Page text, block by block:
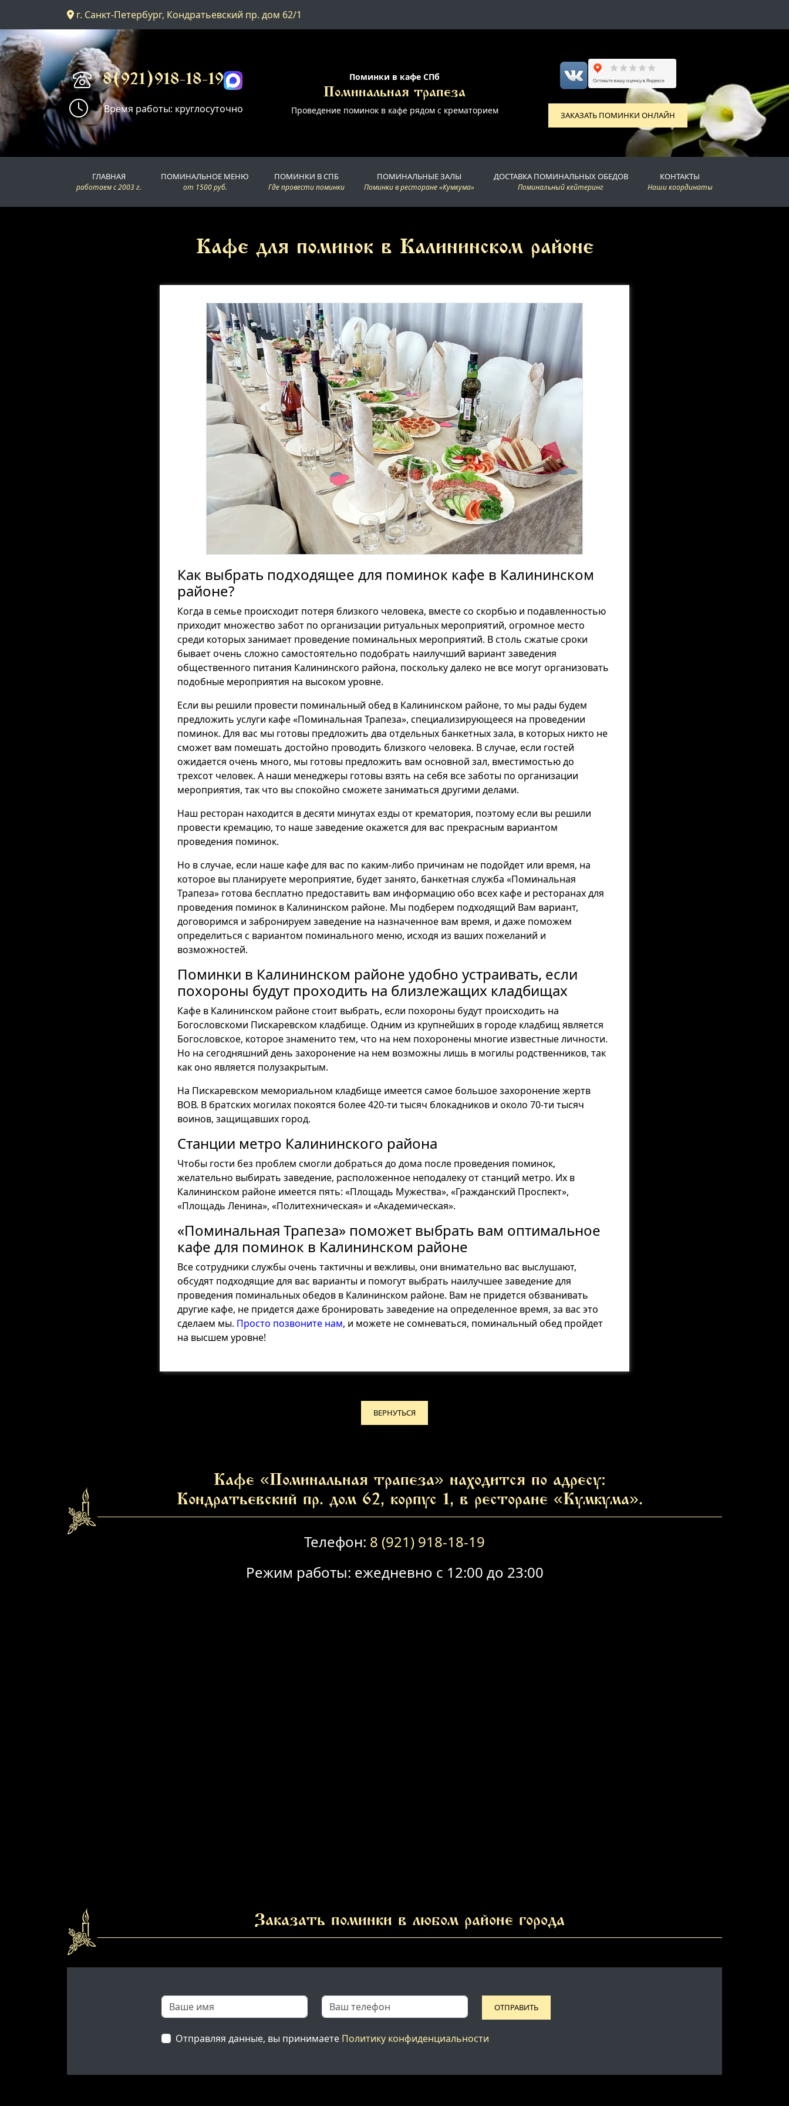
г. Санкт-Петербург, Кондратьевский пр. дом 62/1
Главная
Поминальное меню
Поминальные залы
Доставка
Контакты
8(921)918-18-19
Время работы: круглосуточно
Поминки в кафе СПб
Поминальная трапеза
Проведение поминок в кафе рядом с крематорием ЗАКАЗАТЬ ПОМИНКИ ОНЛАЙН
ГЛАВНАЯ
работаем с 2003 г.
ПОМИНАЛЬНОЕ МЕНЮ
от 1500 руб.
ПОМИНКИ В СПБ
Где провести поминки
ПОМИНАЛЬНЫЕ ЗАЛЫ
Поминки в ресторане «Кумкума»
ДОСТАВКА ПОМИНАЛЬНЫХ ОБЕДОВ
Поминальный кейтеринг
КОНТАКТЫ
Наши координаты
Кафе для поминок в Калининском районе
Как выбрать подходящее для поминок кафе в Калининском
районе?
Когда в семье происходит потеря близкого человека, вместе со скорбью и подавленностью
приходит множество забот по организации ритуальных мероприятий, огромное место
среди которых занимает проведение поминальных мероприятий. В столь сжатые сроки
бывает очень сложно самостоятельно подобрать наилучший вариант заведения
общественного питания Калининского района, поскольку далеко не все могут организовать
подобные мероприятия на высоком уровне.
Если вы решили провести поминальный обед в Калининском районе, то мы рады будем
предложить услуги кафе «Поминальная Трапеза», специализирующееся на проведении
поминок. Для вас мы готовы предложить два отдельных банкетных зала, в которых никто не
сможет вам помешать достойно проводить близкого человека. В случае, если гостей
ожидается очень много, мы готовы предложить вам основной зал, вместимостью до
трехсот человек. А наши менеджеры готовы взять на себя все заботы по организации
мероприятия, так что вы спокойно сможете заниматься другими делами.
Наш ресторан находится в десяти минутах езды от крематория, поэтому если вы решили
провести кремацию, то наше заведение окажется для вас прекрасным вариантом
проведения поминок.
Но в случае, если наше кафе для вас по каким-либо причинам не подойдет или время, на
которое вы планируете мероприятие, будет занято, банкетная служба «Поминальная
Трапеза» готова бесплатно предоставить вам информацию обо всех кафе и ресторанах для
проведения поминок в Калининском районе. Мы подберем подходящий Вам вариант,
договоримся и забронируем заведение на назначенное вам время, и даже поможем
определиться с вариантом поминального меню, исходя из ваших пожеланий и
возможностей.
Поминки в Калининском районе удобно устраивать, если
похороны будут проходить на близлежащих кладбищах
Кафе в Калининском районе стоит выбрать, если похороны будут происходить на
Богословскоми Пискаревском кладбище. Одним из крупнейших в городе кладбищ является
Богословское, которое знаменито тем, что на нем похоронены многие известные личности.
Но на сегодняшний день захоронение на нем возможны лишь в могилы родственников, так
как оно является полузакрытым.
На Пискаревском мемориальном кладбище имеется самое большое захоронение жертв
ВОВ. В братских могилах покоятся более 420-ти тысяч блокадников и около 70-ти тысяч
воинов, защищавших город.
Станции метро Калининского района
Чтобы гости без проблем смогли добраться до дома после проведения поминок,
желательно выбирать заведение, расположенное неподалеку от станций метро. Их в
Калининском районе имеется пять: «Площадь Мужества», «Гражданский Проспект»,
«Площадь Ленина», «Политехническая» и «Академическая».
«Поминальная Трапеза» поможет выбрать вам оптимальное
кафе для поминок в Калининском районе
Все сотрудники службы очень тактичны и вежливы, они внимательно вас выслушают,
обсудят подходящие для вас варианты и помогут выбрать наилучшее заведение для
проведения поминальных обедов в Калининском районе. Вам не придется обзванивать
другие кафе, не придется даже бронировать заведение на определенное время, за вас это
сделаем мы. Просто позвоните нам, и можете не сомневаться, поминальный обед пройдет
на высшем уровне!
ВЕРНУТЬСЯ
Кафе «Поминальная трапеза» находится по адресу:
Кондратьевский пр. дом 62, корпус 1, в ресторане «Кумкума».
Телефон: 8 (921) 918-18-19
Режим работы: ежедневно с 12:00 до 23:00
Заказать поминки в любом районе города
ОТПРАВИТЬ
Отправляя данные, вы принимаете Политику конфиденциальности